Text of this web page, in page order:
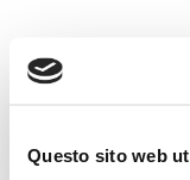
Questo sito web